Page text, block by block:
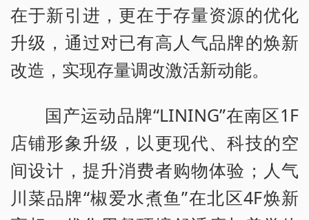
在于新引进，更在于存量资源的优化
升级，通过对已有高人气品牌的焕新
改造，实现存量调改激活新动能。
国产运动品牌“LINING”在南区1F
店铺形象升级，以更现代、科技的空
间设计，提升消费者购物体验；人气
川菜品牌“椒爱水煮鱼”在北区4F焕新